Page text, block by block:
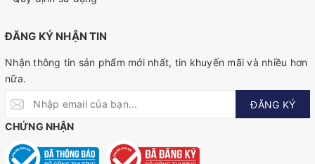
ĐĂNG KÝ NHẬN TIN
Nhận thông tin sản phẩm mới nhất, tin khuyến mãi và nhiều hơn
nữa.
ĐĂNG KÝ
CHỨNG NHẬN